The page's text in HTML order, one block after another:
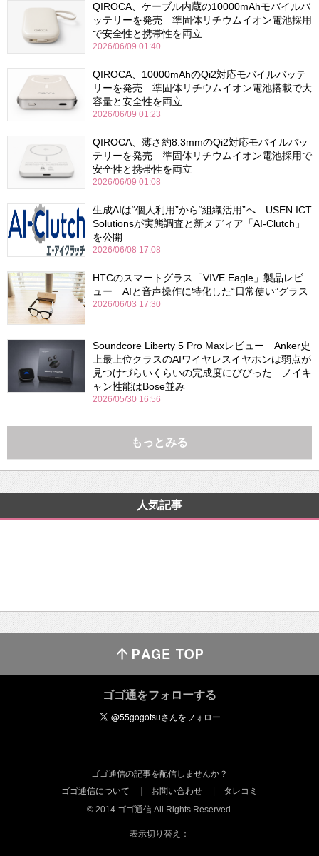
QIROCA、ケーブル内蔵の10000mAhモバイルバ
ッテリーを発売 準固体リチウムイオン電池採用
で安全性と携帯性を両立
2026/06/09 01:40
QIROCA、10000mAhのQi2対応モバイルバッテ
リーを発売 準固体リチウムイオン電池搭載で大
容量と安全性を両立
2026/06/09 01:23
QIROCA、薄さ約8.3mmのQi2対応モバイルバッ
テリーを発売 準固体リチウムイオン電池採用で
安全性と携帯性を両立
2026/06/09 01:08
生成AIは“個人利用”から“組織活用”へ USEN ICT
Solutionsが実態調査と新メディア「AI-Clutch」
を公開
2026/06/08 17:08
HTCのスマートグラス「VIVE Eagle」製品レビ
ュー AIと音声操作に特化した“日常使い”グラス
2026/06/03 17:30
Soundcore Liberty 5 Pro Maxレビュー Anker史
上最上位クラスのAIワイヤレスイヤホンは弱点が
見つけづらいくらいの完成度にびびった ノイキ
ャン性能はBose並み
2026/05/30 16:56
もっとみる
人気記事
ゴゴ通をフォローする
ゴゴ通信の記事を配信しませんか？
ゴゴ通信について
お問い合わせ
タレコミ
© 2014 ゴゴ通信 All Rights Reserved.
表示切り替え：